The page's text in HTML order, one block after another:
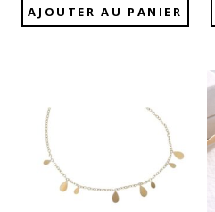
AJOUTER AU PANIER